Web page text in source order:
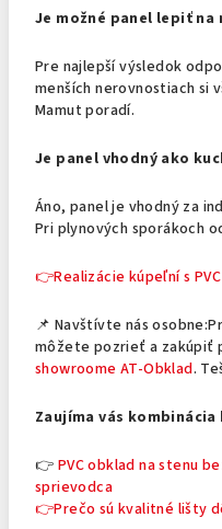
Je možné panel lepiť na
Pre najlepší výsledok
menších nerovnostiach si
Mamut poradí.
Je panel vhodný ako
Áno, panel je vhodný za
Pri plynových sporákoch
👉Realizácie kúpeľní s
📌 Navštívte nás osobne:
môžete pozrieť a zakúpiť
showroome AT-Obklad.
Zaujíma vás
👉 PVC obklad na stenu
sprievodca
👉Prečo sú kvalitné lišty